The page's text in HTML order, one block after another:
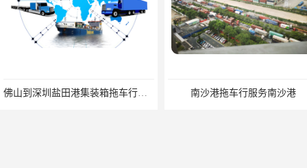
佛山到深圳盐田港集装箱拖车行单价|深耕港口服务 南沙港拖车行服务南沙港